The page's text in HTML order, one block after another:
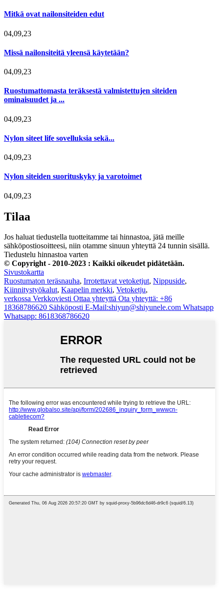
Mitkä ovat nailonsiteiden edut
04,09,23
Missä nailonsiteitä yleensä käytetään?
04,09,23
Ruostumattomasta teräksestä valmistettujen siteiden
ominaisuudet ja ...
04,09,23
Nylon siteet life sovelluksia sekä...
04,09,23
Nylon siteiden suorituskyky ja varotoimet
04,09,23
Tilaa
Jos haluat tiedustella tuotteitamme tai hinnastoa, jätä meille
sähköpostiosoitteesi, niin otamme sinuun yhteyttä 24 tunnin sisällä.
Tiedustelu hinnastoa varten
© Copyright - 2010-2023 : Kaikki oikeudet pidätetään.
Sivustokartta
Ruostumaton teräsnauha, Irrotettavat vetoketjut, Nippuside,
Kiinnitystyökalut, Kaapelin merkki, Vetoketju,
verkossa Verkkoviesti Ottaa yhteyttä Ota yhteyttä: +86
18368786620 Sähköposti E-Mail:shiyun@shiyunele.com Whatsapp
Whatsapp: 8618368786620